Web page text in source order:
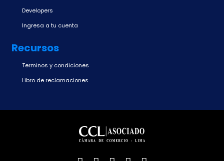
Developers
Ingresa a tu cuenta
Recursos
Terminos y condiciones
Libro de reclamaciones